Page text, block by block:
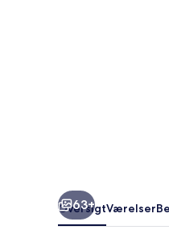
63+
OversigtVærelser